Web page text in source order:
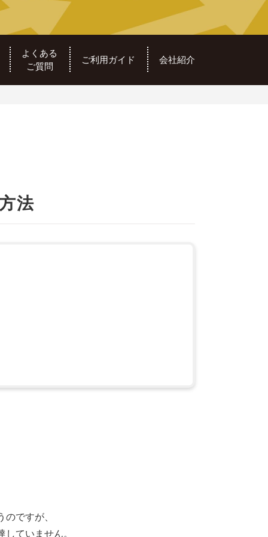
よくある
ご質問
ご利用ガイド 会社紹介
法
ですが、
ていません。